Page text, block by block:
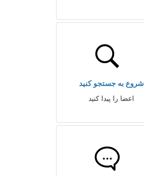
شروع به جستجو کنید
اعضا را پیدا کنید